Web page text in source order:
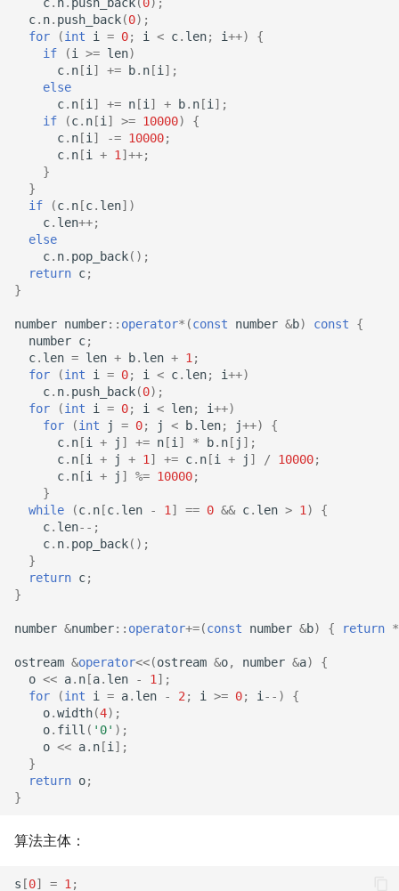
c. n. push_back(0);
for
(int i = 0; i < c. len; i++)
{
if
(i >= len)
c. n [i ] += b. n [i ];
else
c. n [i ] += n [i ] + b. n [i ];
if
(c. n [i ] >= 10000)
{
c. n [i ] -= 10000;
c. n [i + 1 ] ++;
}
}
if
(c. n [c. len])
c. len++;
else
c. n. pop_back();
return c;
}
number number:: operator* (const number &b) const
{
number c;
c. len = len + b. len + 1 ;
for
(int i = 0; i < c. len; i++)
c. n. push_back(0);
for
(int i = 0; i < len; i++)
for
(int j = 0; j < b. len; j++)
{
c. n [i + j ] += n [i ] * b. n [ j ];
c. n [i + j + 1 ] += c. n [i + j ] / 10000;
c. n [i + j ] %= 10000;
}
while
(c. n [c. len - 1 ] == 0 && c. len > 1 )
{
c. len-- ;
c. n. pop_back();
}
return c;
}
number &number:: operator+=(const number &b) { return *
ostream &operator<<(ostream &o, number &a)
{
o << a. n [a. len - 1 ];
for
(int i = a. len - 2 ; i >= 0; i -- )
{
o.width(4);
o. fill ( '0' );
o << a. n [i ];
}
return o;
}
算法主体：
s [0] = 1 ;